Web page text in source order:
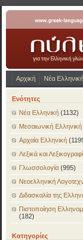
www.greek-
Αρχική Νέα Ελληνική
Ενότητες
Νέα Ελληνική (1132)
Μεσαιωνική Ελληνική
Αρχαία Ελληνική
Λεξικά και
Γλωσσολογία (995)
Νεοελληνική
Διδασκαλία της
Πιστοποίηση
(182)
Κατηγορίες